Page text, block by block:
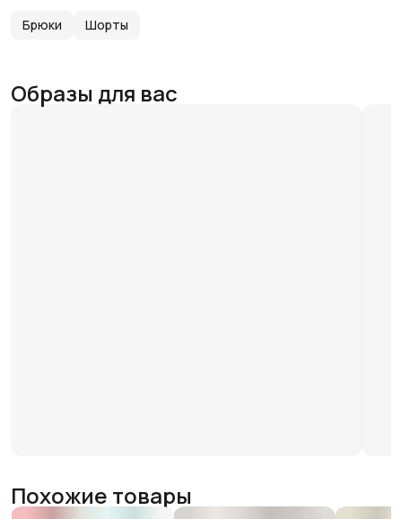
Брюки Шорты
Образы для вас
Похожие товары